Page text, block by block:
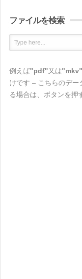
ファイルを検索
例えば"pdf"又は"mkv"
けです – こちらのデー
る場合は、ボタンを押